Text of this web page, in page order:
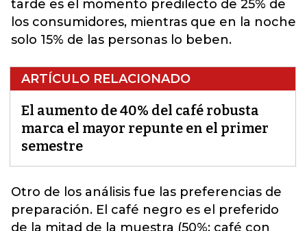
tarde es el momento predilecto de 25% de
los consumidores, mientras que en la noche
solo 15% de las personas lo beben.
ARTÍCULO RELACIONADO
El aumento de 40% del café robusta
marca el mayor repunte en el primer
semestre
Otro de los análisis fue las preferencias de
preparación. El café negro es el preferido
de la mitad de la muestra (50%; café con